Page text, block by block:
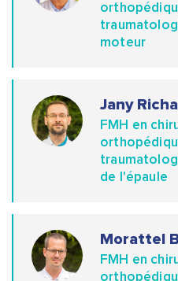
moteur
Jany
FMH en
de l'épaule
Morattel
FMH en